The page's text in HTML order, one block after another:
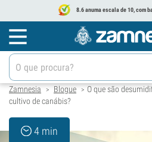
8.6 anuma escala de 10, com
Zamnesia > Blogue > O que são
cultivo de canábis?
4 min